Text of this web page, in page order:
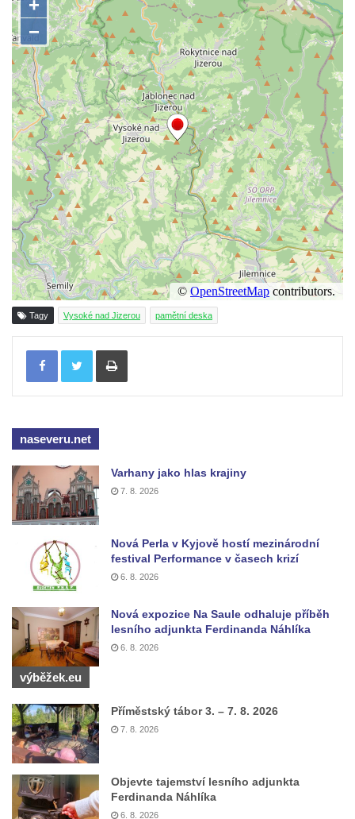
Flamingo trůn v ZOO Hluboká
Lavička Kůň Převalského v ZOO Hluboká
Lysá nad Labem, barokní město Šporkovo
Socha Opičákovník v ZOO Hluboká
Socha Roháč v ZOO Hluboká
Socha Mystik v ZOO Hluboká
Reliéf Rodina a práce na budově záložny
čp. 69/1 v Českých Budějovicích
Socha Jana Valeria Jirsíka u Černé věže v
Českých Budějovicích
Socha Krista klesajícího pod křížem u
kostela svatého Mikuláše v Českých
Budějovicích
Socha svatého Jana Nepomuckého u
Budějovicích
náměstí v Českých Budějovicích
náměstí v Českých Budějovicích
Sousoší Humanoidi na Lannově třídě v
Českých Budějovicích
Pomník Vojtěcha Adalberta Lanny v parku
Pomník Přemysla Otakara II. v parku Na
Sadech v Českých Budějovicích
Českých Budějovicích
Památník Otokara Mokrého v parku Na
Sadech v Českých Budějovicích
Pražské třídě v Českých Budějovicích
Socha Civilizovaní na Husově třídě v
Českých Budějovicích
Socha svatého Jana Nepomuckého Na
Sadech u Mlýnské stoky v Českých
Tagy Vysoké nad Jizerou pamětní deska
Tisknout
naseveru.net
Varhany jako hlas krajiny
7. 8. 2026
Nová Perla v Kyjově hostí mezinárodní
festival Performance v časech krizí
6. 8. 2026
Nová expozice Na Saule odhaluje příběh
lesního adjunkta Ferdinanda Náhlíka
6. 8. 2026
výběžek.eu
Příměstský tábor 3. – 7. 8. 2026
7. 8. 2026
Objevte tajemství lesního adjunkta
Ferdinanda Náhlíka
6. 8. 2026